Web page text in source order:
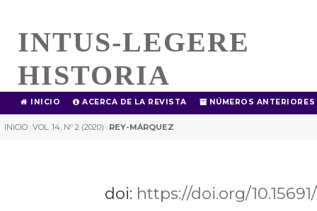
INTUS-LEGERE
HISTORIA
INICIO ACERCA DE LA REVISTA NÚMEROS ANTERIORES
INICIO | VOL. 14, Nº 2 (2020) | REY-MÁRQUEZ
doi: https://doi.org/